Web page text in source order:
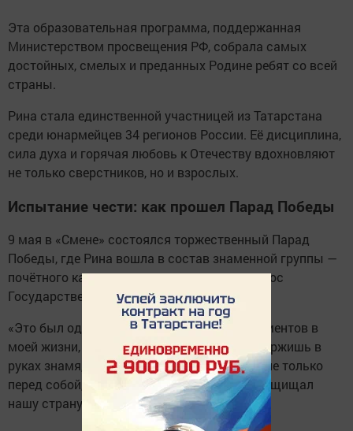
Эта образовательная программа, поддержанная
Министерством просвещения РФ, собрала самых
достойных, смелых и преданных Родине ребят со всей
страны.
Рина стала единственной участницей из Татарстана
среди юнармейцев 34 регионов России. Её дисциплина,
сила духа и горячая любовь к Отечеству вдохновляют
не только сверстников, но и взрослых.
Испытание чести: как прошел Парад Победы
9 мая в «Смене» состоялся торжественный Парад
Победы, где Рина вошла в состав знаменной группы —
почётного караула, которому доверили вынос
Государственного флага России.
«Это был один из самых волнительных моментов в
моей жизни, — делится Рина. — Когда ты держишь в
руках знамя, чувствуешь ответственность не только
перед собой, но и перед памятью тех, кто защищал
нашу страну».